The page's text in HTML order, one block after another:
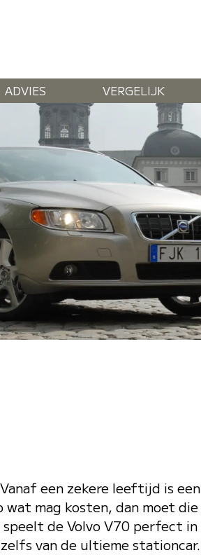
ADVIES VERGELIJK
een zekere leeftijd is
mag kosten, dan moet
de Volvo V70 perfect
van de ultieme